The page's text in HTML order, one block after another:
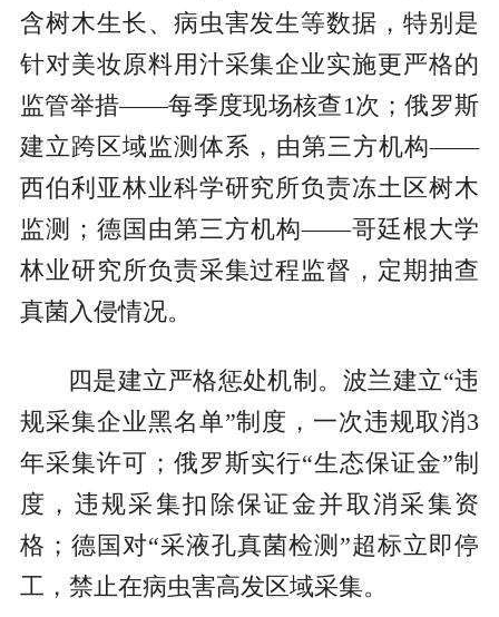
含树木生长、病虫害发生等数据，特别是
针对美妆原料用汁采集企业实施更严格的
监管举措——每季度现场核查1次；俄罗斯
建立跨区域监测体系，由第三方机构——
西伯利亚林业科学研究所负责冻土区树木
监测；德国由第三方机构——哥廷根大学
林业研究所负责采集过程监督，定期抽查
真菌入侵情况。
四是建立严格惩处机制。波兰建立“违
规采集企业黑名单”制度，一次违规取消3
年采集许可；俄罗斯实行“生态保证金”制
度，违规采集扣除保证金并取消采集资
格；德国对“采液孔真菌检测”超标立即停
工，禁止在病虫害高发区域采集。